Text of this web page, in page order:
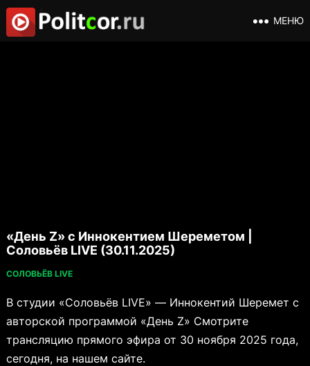
МЕНЮ
«День Z» с Иннокентием Шереметом |
Соловьёв LIVE (30.11.2025)
СОЛОВЬЁВ LIVE
В студии «Соловьёв LIVE» — Иннокентий Шеремет с
авторской программой «День Z» Смотрите
трансляцию прямого эфира от 30 ноября 2025 года,
сегодня, на нашем сайте.